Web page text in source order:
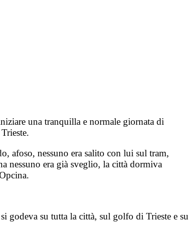
una tranquilla e normale giornata di
afoso, nessuno era salito con lui sul tram,
nessuno era già sveglio, la città dormiva
godeva su tutta la città, sul golfo di Trieste e su